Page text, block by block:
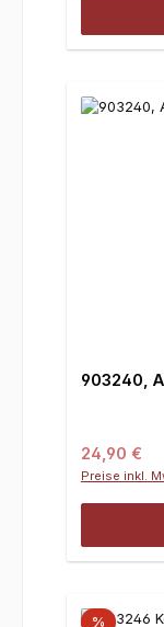
903240,
Regulärer
24,90 €
Preise inkl.
%